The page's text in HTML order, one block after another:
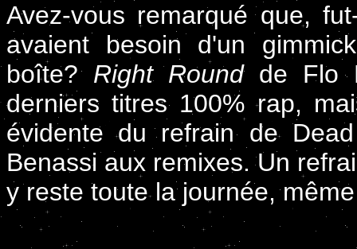
Avez-vous remarqué que,
avaient besoin d'un
boîte? Right Roundde Flo
derniers titres 100% rap,
évidente du refrain de
Benassi aux remixes. Un
y reste toute la journée,